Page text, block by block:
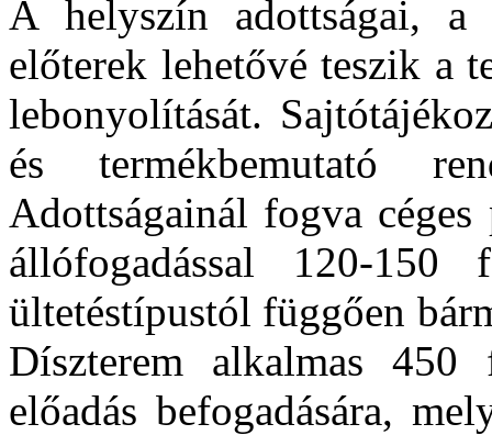
A helyszín adottságai, a
előterek lehetővé teszik a
lebonyolítását.
és termékbemutató
Adottságainál fogva
állófogadással 120-150
ültetéstípustól függően
Díszterem alkalmas
előadás befogadására,